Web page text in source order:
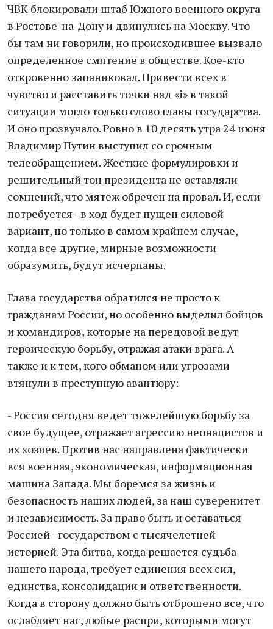
ЧВК блокировали штаб Южного военного округа
в Ростове-на-Дону и двинулись на Москву. Что
бы там ни говорили, но происходившее вызвало
определенное смятение в обществе. Кое-кто
откровенно запаниковал. Привести всех в
чувство и расставить точки над «i» в такой
ситуации могло только слово главы государства.
И оно прозвучало. Ровно в 10 десять утра 24 июня
Владимир Путин выступил со срочным
телеобращением. Жесткие формулировки и
решительный тон президента не оставляли
сомнений, что мятеж обречен на провал. И, если
потребуется - в ход будет пущен силовой
вариант, но только в самом крайнем случае,
когда все другие, мирные возможности
образумить, будут исчерпаны.
Глава государства обратился не просто к
гражданам России, но особенно выделил бойцов
и командиров, которые на передовой ведут
героическую борьбу, отражая атаки врага. А
также и к тем, кого обманом или угрозами
втянули в преступную авантюру:
- Россия сегодня ведет тяжелейшую борьбу за
свое будущее, отражает агрессию неонацистов и
их хозяев. Против нас направлена фактически
вся военная, экономическая, информационная
машина Запада. Мы боремся за жизнь и
безопасность наших людей, за наш суверенитет
и независимость. За право быть и оставаться
Россией - государством с тысячелетней
историей. Эта битва, когда решается судьба
нашего народа, требует единения всех сил,
единства, консолидации и ответственности.
Когда в сторону должно быть отброшено все, что
ослабляет нас, любые распри, которыми могут